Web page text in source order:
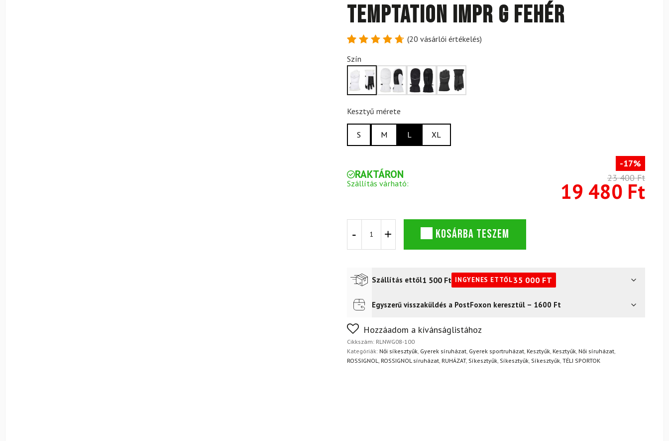
Temptation IMPR G Fehér
4.8
ből,
értékelés
alapján
(20 vásárlói értékelés)
Szín
Kesztyű mérete
S M L XL
RAKTÁRON
Szállítás várható:
-17%
23 400 Ft
19 480 Ft
ROSSIGNOL
Fehér
KOSÁRBA TESZEM
Szállítás ettől1 500 Ft INGYENES ETTŐL35 000 FT
Futár a címre2 400Ft
FoxPost
Egyszerű visszaküldés a PostFoxon keresztül – 1600 Ft
Nem biztos a választásában? Semmi gond – a terméket egyszerűen visszaküldheti 14
napon belül, indoklás nélkül.
Hozzáadom a kívánságlistához
Cikkszám: RLNWG08-100
Kategóriák: Női síkesztyűk, Gyerek síruházat, Gyerek sportruházat, Kesztyűk, Kesztyűk, Női síruházat,
ROSSIGNOL
ROSSIGNOL síruházat, RUHÁZAT, Síkesztyűk, Síkesztyűk, Síkesztyűk, TÉLI SPORTOK